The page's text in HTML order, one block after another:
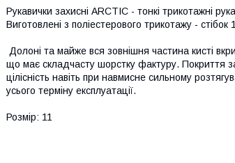
Рукавички захисні ARCTIC - тонкі трикотажні
Виготовлені з поліестерового трикотажу -
Долоні та майже вся зовнішня частина кисті
що має складчасту шорстку фактуру. Покриття
цілісність навіть при навмисне сильному
усього терміну експлуатації.
Розмір: 11